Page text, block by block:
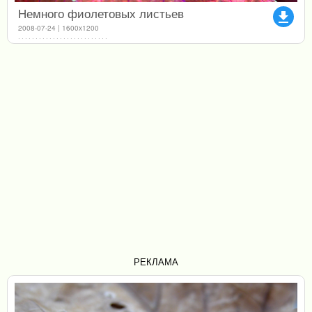
file_download
Немного фиолетовых листьев
2008-07-24 | 1600x1200
РЕКЛАМА